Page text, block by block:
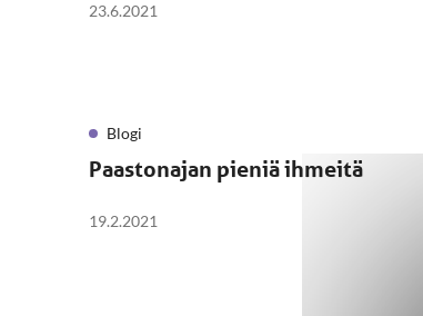
23.6.2021
Blogi
Paastonajan pieniä ihmeitä
19.2.2021